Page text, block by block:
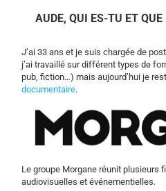
AUDE, QUI ES-TU ET
J’ai 33 ans et je suis chargée de
j’ai travaillé sur différent types de
pub, fiction…) mais aujourd’hui je
documentaire.
Le groupe Morgane réunit plusieurs
audiovisuelles et événementielles.